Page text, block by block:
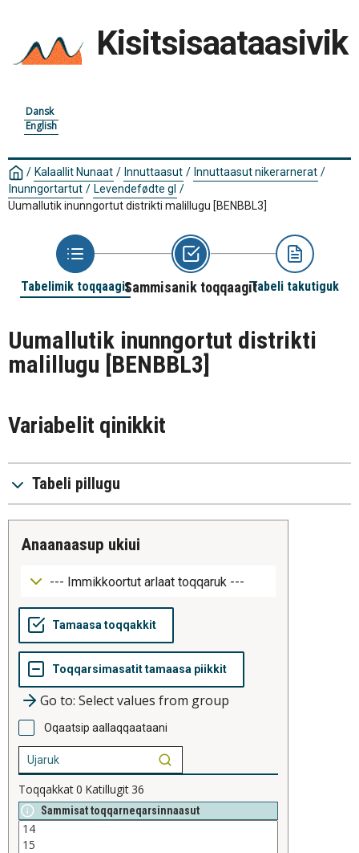
Kisitsisaataasivik
Dansk
English
/ Kalaallit Nunaat / Innuttaasut / Innuttaasut nikerarnerat /
Inunngortartut / Levendefødte gl /
Uumallutik inunngortut distrikti malillugu [BENBBL3]
Tabelimik toqqaagitSammisanik toqqaagitTabeli takutiguk
Uumallutik inunngortut distrikti
malillugu [BENBBL3]
Variabelit qinikkit
Tabeli pillugu
anaanaasup ukiui
Go to: Select values from group
Oqaatsip aallaqqaataani
Toqqakkat0 Katillugit36
Sammisat toqqarneqarsinnaasut